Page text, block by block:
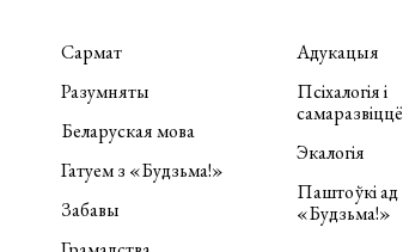
Сармат
Разумняты
Беларуская мова
Гатуем з «Будзьма!»
Забавы
Адукацыя
Псіхалогія і
самаразвіццё
Экалогія
Паштоўкі ад
«Будзьма!»